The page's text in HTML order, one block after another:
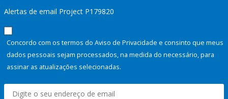
Alertas de email Project P179820
Concordo com os termos do Aviso de Privacidade e consinto que meus
dados pessoais sejam processados, na medida do necessário, para
assinar as atualizações selecionadas.